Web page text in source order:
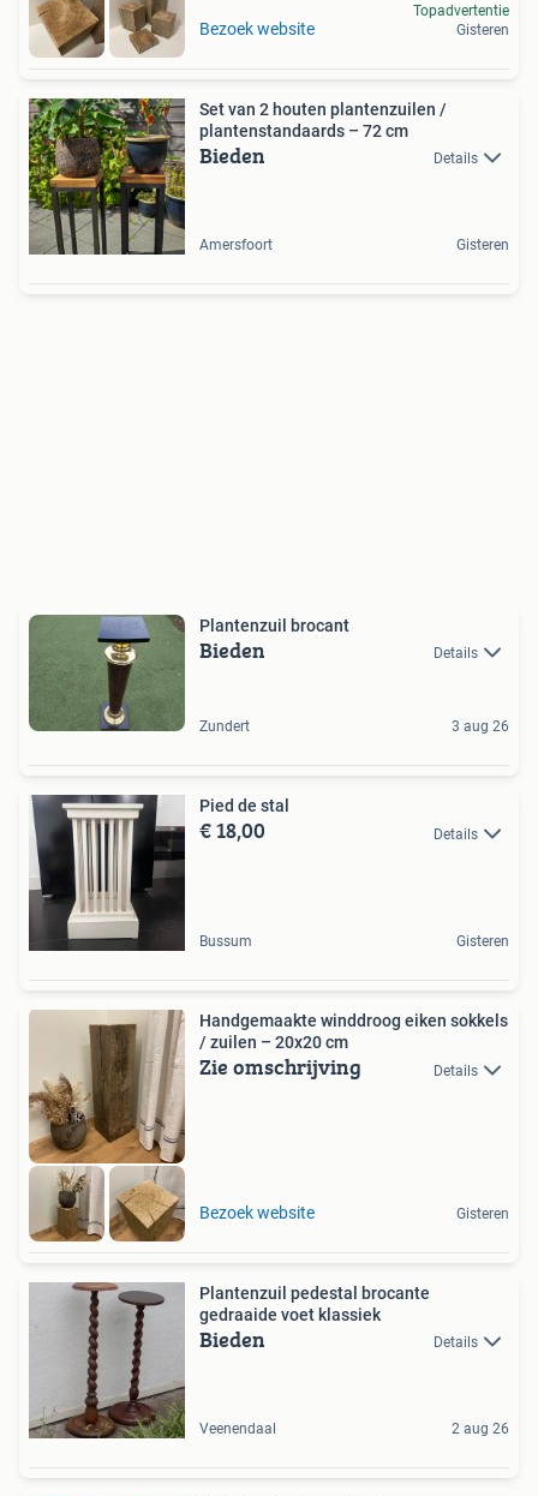
Bezoek website
Topadvertentie
Gisteren
Set van 2 houten plantenzuilen /
plantenstandaards – 72 cm
Bieden Details
Amersfoort Gisteren
Plantenzuil brocant
Bieden Details
Zundert 3 aug 26
Pied de stal
€ 18,00 Details
Bussum Gisteren
Handgemaakte winddroog eiken sokkels
/ zuilen – 20x20 cm
Zie omschrijving Details
Bezoek website Gisteren
Plantenzuil pedestal brocante
gedraaide voet klassiek
Bieden Details
Veenendaal 2 aug 26